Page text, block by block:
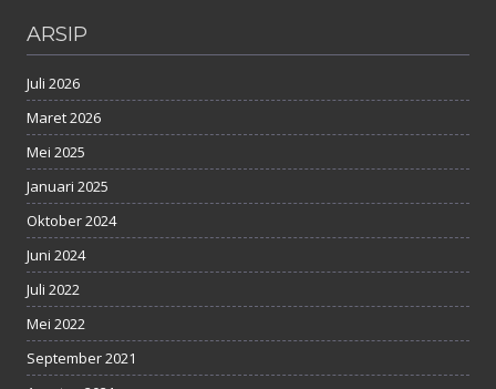
ARSIP
Juli 2026
Maret 2026
Mei 2025
Januari 2025
Oktober 2024
Juni 2024
Juli 2022
Mei 2022
September 2021